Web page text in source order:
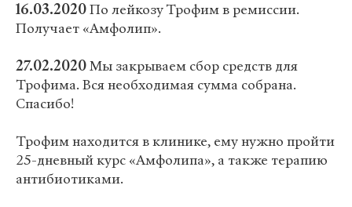
16.03.2020По лейкозу Трофим в ремиссии.
Получает «Амфолип».
27.02.2020Мы закрываем сбор средств для
Трофима. Вся необходимая сумма собрана.
Спасибо!
Трофим находится в клинике, ему нужно пройти
25-дневный курс «Амфолипа», а также терапию
антибиотиками.